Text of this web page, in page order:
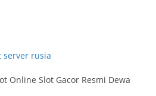
server rusia
Online Slot Gacor Resmi Dewa